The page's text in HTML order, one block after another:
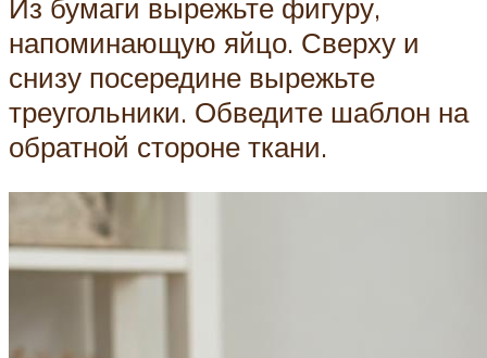
Из бумаги вырежьте фигуру,
напоминающую яйцо. Сверху и
снизу посередине вырежьте
треугольники. Обведите шаблон на
обратной стороне ткани.